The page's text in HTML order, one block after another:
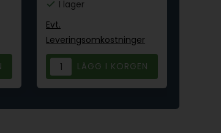
I lager
Evt.
Leveringsomkostninger